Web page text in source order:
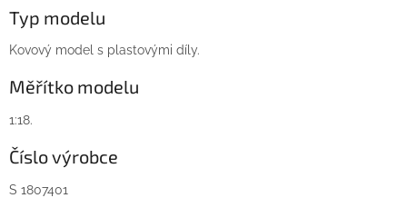
Typ modelu
Kovový model s plastovými díly.
Měřítko modelu
1:18.
Číslo výrobce
S 1807401